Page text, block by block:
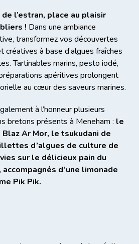
l’estran, place au plaisir
! Dans une ambiance
transformez vos découvertes
à base d’algues fraîches
Tartinables marins, pesto iodé,
apéritives prolongent
au cœur des saveurs marines.
à l’honneur plusieurs
bretons présents à Meneham : le
Ar Mor, le tsukudani de
d’algues de culture de
sur le délicieux pain du
d’une limonade
Pik Pik.